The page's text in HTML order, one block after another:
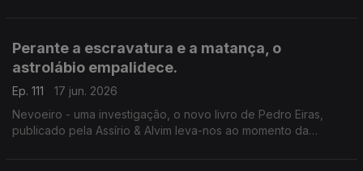
Perante a escravatura e a matança, o
astrolábio empalidece.
Ep. 111
17 jun. 2026
Nevoeiro - uma investigação, o novo livro de Pedro Eiras,
publicado pela Assírio & Alvim leva-nos ao momento da